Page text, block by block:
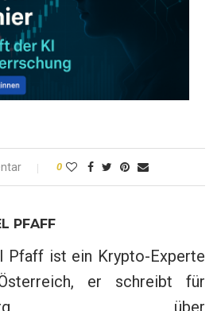
0
PFAFF
Pfaff ist ein Krypto-Experte
er schreibt für
über